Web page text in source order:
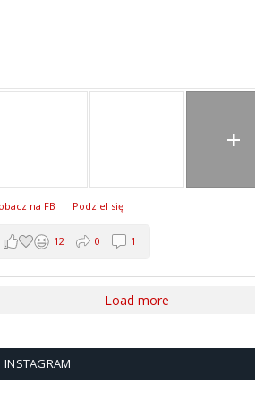
+
na FB · Podziel się
12 0 1
Load more
INSTAGRAM